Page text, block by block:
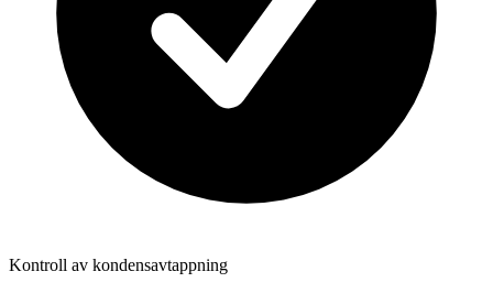
Kontroll av kondensavtappning